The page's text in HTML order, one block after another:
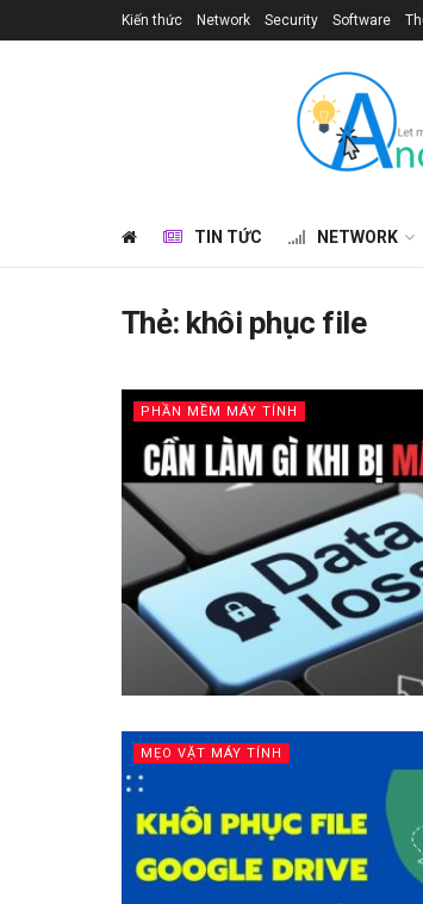
Kiến thức Network Security Software
TIN TỨC NETWORK
Thẻ: khôi phục file
PHẦN MỀM MÁY TÍNH
MẸO VẶT MÁY TÍNH